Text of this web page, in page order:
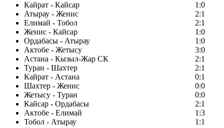
Кайрат - Кайсар
1:0
Атырау - Женис
2:1
Елимай - Тобол
2:1
Женис - Кайсар
1:0
Ордабасы - Атырау
1:0
Актобе - Жетысу
3:0
Астана - Кызыл-Жар СК
2:1
Туран - Шахтер
2:1
Кайрат - Астана
0:1
Шахтер - Женис
0:0
Жетысу - Туран
0:0
Кайсар - Ордабасы
2:1
Актобе - Елимай
1:3
Тобол - Атырау
1:1